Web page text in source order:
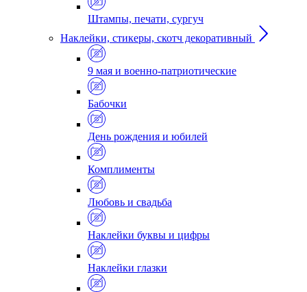
Штампы, печати, сургуч
Наклейки, стикеры, скотч декоративный
9 мая и военно-патриотические
Бабочки
День рождения и юбилей
Комплименты
Любовь и свадьба
Наклейки буквы и цифры
Наклейки глазки